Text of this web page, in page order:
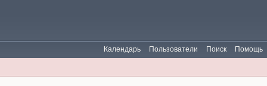
Помощь
Поиск
Пользователи
Календарь